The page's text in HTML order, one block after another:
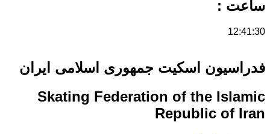
ساعت :
12:41:30
فدراسیون اسکیت جمهوری اسلامی ایران
Skating Federation of the Islamic
Republic of Iran